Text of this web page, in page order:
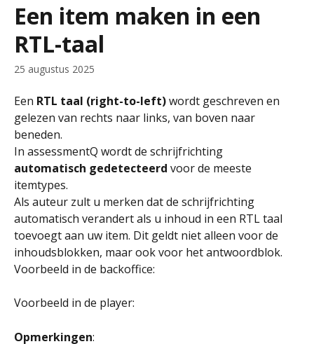
Een item maken in een
RTL-taal
25 augustus 2025
Een RTL taal (right-to-left) wordt geschreven en
gelezen van rechts naar links, van boven naar
beneden.
In assessmentQ wordt de schrijfrichting
automatisch gedetecteerd voor de meeste
itemtypes.
Als auteur zult u merken dat de schrijfrichting
automatisch verandert als u inhoud in een RTL taal
toevoegt aan uw item. Dit geldt niet alleen voor de
inhoudsblokken, maar ook voor het antwoordblok.
Voorbeeld in de backoffice:
Voorbeeld in de player:
Opmerkingen: